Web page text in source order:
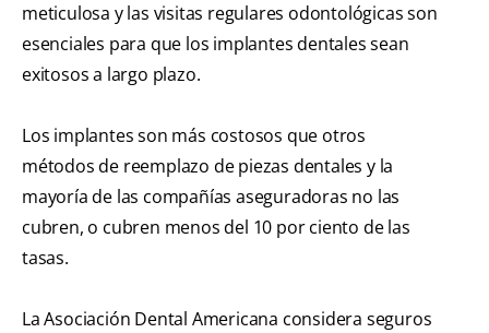
meticulosa y las visitas regulares odontológicas son
esenciales para que los implantes dentales sean
exitosos a largo plazo.
Los implantes son más costosos que otros
métodos de reemplazo de piezas dentales y la
mayoría de las compañías aseguradoras no las
cubren, o cubren menos del 10 por ciento de las
tasas.
La Asociación Dental Americana considera seguros